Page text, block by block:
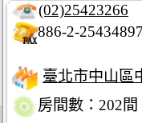
(02)25423266
886-2-25434897
臺北市中山區
房間數：202間